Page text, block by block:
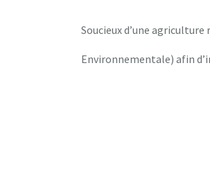
Soucieux d’une
Environnementale) afin